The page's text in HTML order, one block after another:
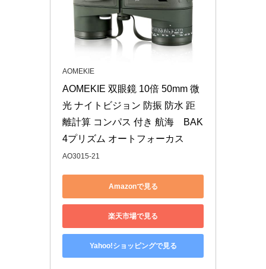
AOMEKIE
AOMEKIE 双眼鏡 10倍 50mm 微
光 ナイトビジョン 防振 防水 距
離計算 コンパス 付き 航海　BAK
4プリズム オートフォーカス
AO3015-21
Amazonで見る
楽天市場で見る
Yahoo!ショッピングで見る